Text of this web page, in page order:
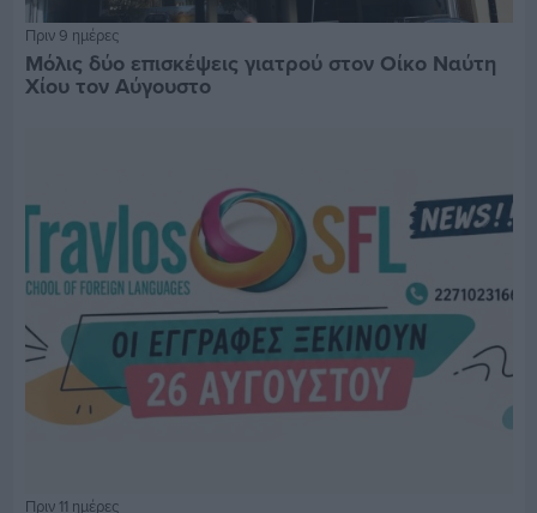
Πριν 9 ημέρες
Μόλις δύο επισκέψεις γιατρού στον Οίκο Ναύτη
Χίου τον Αύγουστο
Πριν 11 ημέρες